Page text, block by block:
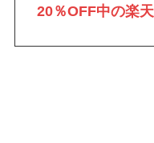
20％OFF中の楽